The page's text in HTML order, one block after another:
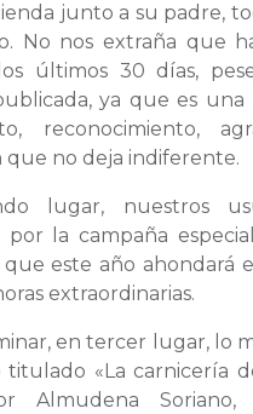
junto a su padre,
No nos extraña que
últimos 30 días,
ya que es una
reconocimiento,
que no deja indiferente.
lugar, nuestros
por la campaña
este año ahondará
extraordinarias.
en tercer lugar, lo
«La carnicería
Almudena Soriano,